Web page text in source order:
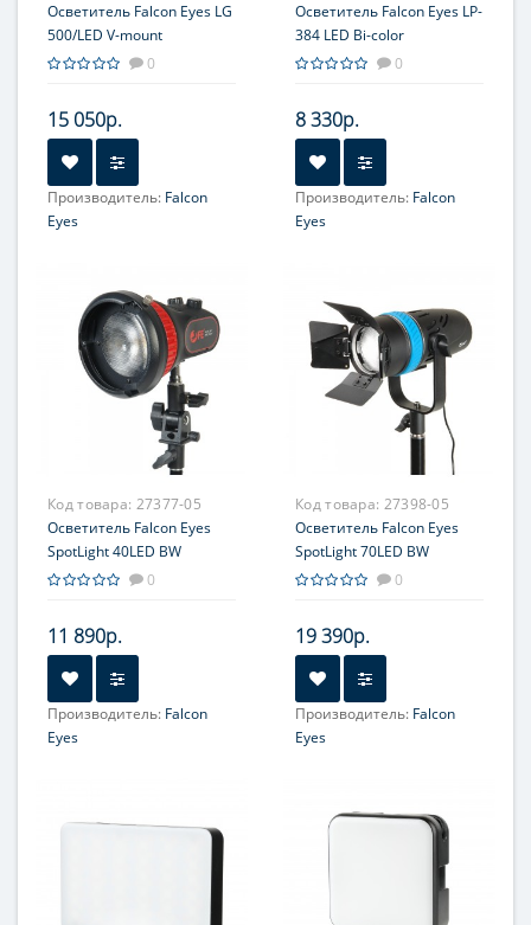
Осветитель Falcon Eyes LG
500/LED V-mount
светодиодный0
15 050р.
Производитель: Falcon
Eyes
Осветитель Falcon Eyes LP-
384 LED Bi-color
светодиодный0
8 330р.
Производитель: Falcon
Eyes
Код товара: 27377-05
Осветитель Falcon Eyes
SpotLight 40LED BW
светодиодный0
11 890р.
Производитель: Falcon
Eyes
Код товара: 27398-05
Осветитель Falcon Eyes
SpotLight 70LED BW
светодиодный0
19 390р.
Производитель: Falcon
Eyes